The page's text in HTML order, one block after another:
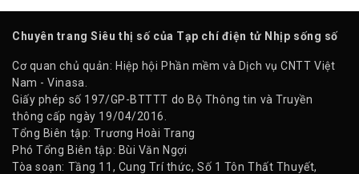
Chuyên trang Siêu thị số của Tạp chí điện tử Nhịp sống số
Cơ quan chủ quản: Hiệp hội Phần mềm và Dịch vụ CNTT Việt
Nam - Vinasa.
Giấy phép số 197/GP-BTTTT do Bộ Thông tin và Truyền
thông cấp ngày 19/04/2016.
Tổng Biên tập: Trương Hoài Trang
Phó Tổng Biên tập: Bùi Văn Ngợi
Tòa soạn: Tầng 11, Cung Trí thức, Số 1 Tôn Thất Thuyết,